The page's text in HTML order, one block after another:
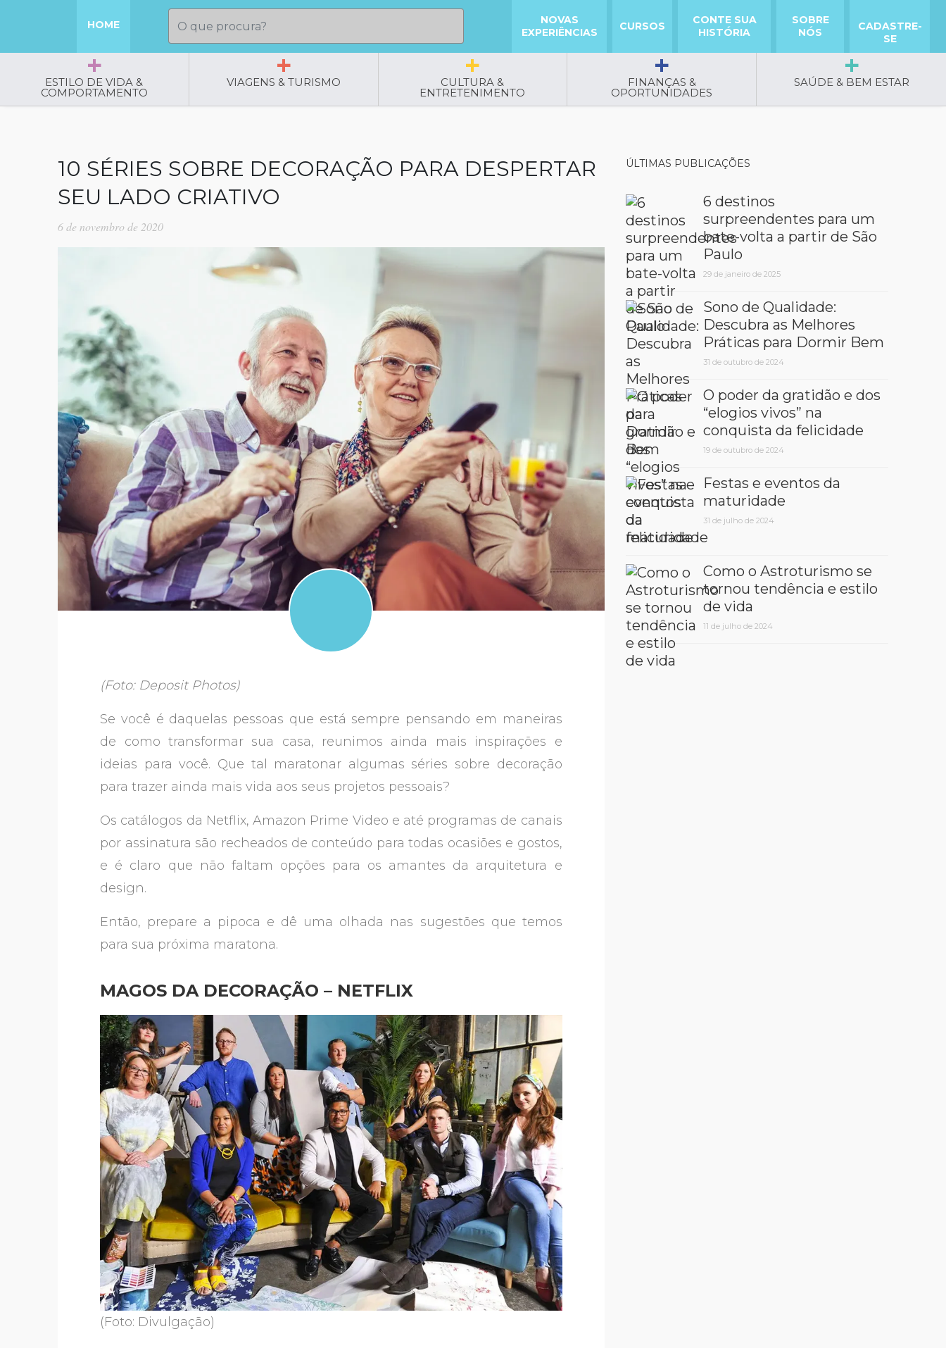
HOME
NOVAS
EXPERIÊNCIAS
CURSOS
CONTE SUA
HISTÓRIA
SOBRE
NÓS
CADASTRE-
SE
ESTILO DE VIDA &
COMPORTAMENTO
VIAGENS & TURISMO CULTURA &
ENTRETENIMENTO
FINANÇAS &
OPORTUNIDADES
SAÚDE & BEM ESTAR
10 SÉRIES SOBRE DECORAÇÃO PARA DESPERTAR
SEU LADO CRIATIVO
6 de novembro de 2020
(Foto: Deposit Photos)
Se você é daquelas pessoas que está sempre pensando em maneiras
de como transformar sua casa, reunimos ainda mais inspirações e
ideias para você. Que tal maratonar algumas séries sobre decoração
para trazer ainda mais vida aos seus projetos pessoais?
Os catálogos da Netflix, Amazon Prime Video e até programas de canais
por assinatura são recheados de conteúdo para todas ocasiões e gostos,
e é claro que não faltam opções para os amantes da arquitetura e
design.
Então, prepare a pipoca e dê uma olhada nas sugestões que temos
para sua próxima maratona.
MAGOS DA DECORAÇÃO – NETFLIX
(Foto: Divulgação)
ÚLTIMAS PUBLICAÇÕES
6 destinos
surpreendentes para um
bate-volta a partir de São
Paulo
29 de janeiro de 2025
Sono de Qualidade:
Descubra as Melhores
Práticas para Dormir Bem
31 de outubro de 2024
O poder da gratidão e dos
“elogios vivos” na
conquista da felicidade
19 de outubro de 2024
Festas e eventos da
maturidade
31 de julho de 2024
Como o Astroturismo se
tornou tendência e estilo
de vida
11 de julho de 2024